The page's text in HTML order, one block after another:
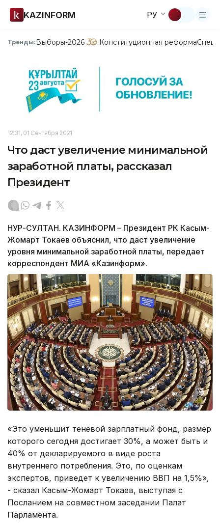
KAZINFORM РУ
Тренды:Выборы-2026 Конституционная реформа
12:31, 01 Сентября 2021
Что даст увеличение минимальной
заработной платы, рассказал
Президент
НУР-СУЛТАН. КАЗИНФОРМ – Президент РК Касым-
Жомарт Токаев объяснил, что даст увеличение
уровня минимальной заработной платы, передает
корреспондент МИА «Казинформ».
«Это уменьшит теневой зарплатный фонд, размер
которого сегодня достигает 30%, а может быть и
40% от декларируемого в виде роста
внутреннего потребления. Это, по оценкам
экспертов, приведет к увеличению ВВП на 1,5%»,
- сказал Касым-Жомарт Токаев, выступая с
Посланием на совместном заседании Палат
Парламента.